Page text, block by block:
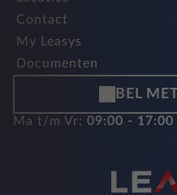
Contact
My Leasys
Documenten
BEL
Ma t/m Vr: 09:00 - 17:00